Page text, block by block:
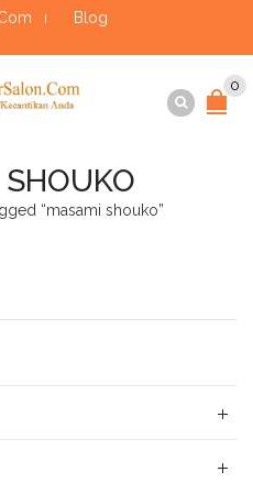
Blog
0
“masami shouko”